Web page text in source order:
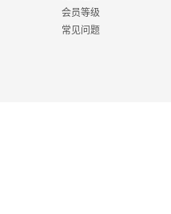
会员等级
常见问题